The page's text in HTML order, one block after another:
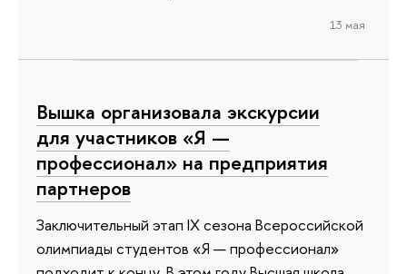
13 мая
Вышка организовала экскурсии
для участников «Я —
профессионал» на предприятия
партнеров
Заключительный этап IX сезона Всероссийской
олимпиады студентов «Я — профессионал»